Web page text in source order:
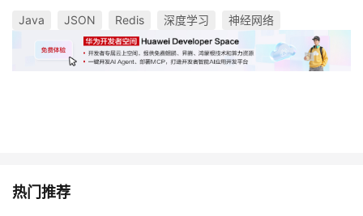
Java JSON Redis 深度学习 神经网络
热门推荐